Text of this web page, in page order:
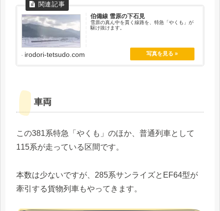
伯備線 雪原の下石見
雪原の真ん中を貫く線路を、特急「やくも」が
駆け抜けます。
irodori-tetsudo.com
車両
この381系特急「やくも」のほか、普通列車として
115系が走っている区間です。
本数は少ないですが、285系サンライズとEF64型が
牽引する貨物列車もやってきます。